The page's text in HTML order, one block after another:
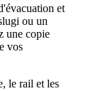
et
ou un
une copie
vos
le rail et les